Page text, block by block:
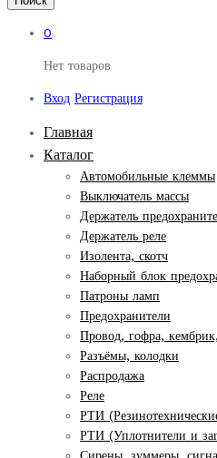
0
Нет товаров
Вход Регистрация
Главная
Каталог
Автомобильные клеммы
Выключатель массы
Держатель
Держатель реле
Изолента, скотч
Наборный блок
Патроны ламп
Предохранители
Провод, гофра,
Разъёмы, колодки
Распродажа
Реле
РТИ
РТИ (Уплотнители и